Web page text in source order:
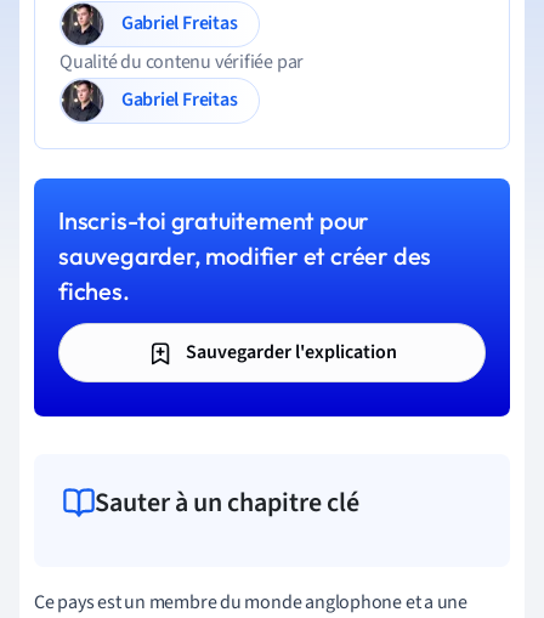
Gabriel Freitas
Qualité du contenu vérifiée par
Gabriel Freitas
Inscris-toi gratuitement pour
sauvegarder, modifier et créer des
fiches.
Sauvegarder l'explication
Sauter à un chapitre clé
Ce pays est un membre du monde anglophone et a une